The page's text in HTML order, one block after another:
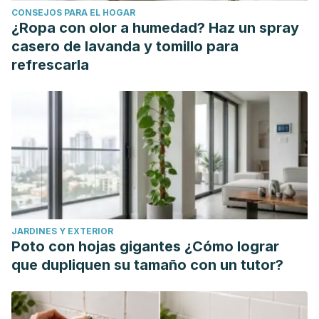
pain/basics/causes/sym-20050728
Rémond, D., Shahar, D. R., Gille, D., Pinto, P., Kachal, J.,
Peyron, M. A., ... & Vergères, G. (2015). Understanding the
solutions that prevent malnutrition. Oncotarget, 6(16),
https://www.ncbi.nlm.nih.gov/pmc/articles/PMC4546438/
CONSEJOS PARA EL HOGAR
¿Ropa con olor a humedad? Haz un spray
casero de lavanda y tomillo para
refrescarla
JARDINES Y EXTERIOR
Poto con hojas gigantes ¿Cómo lograr
que dupliquen su tamaño con un tutor?